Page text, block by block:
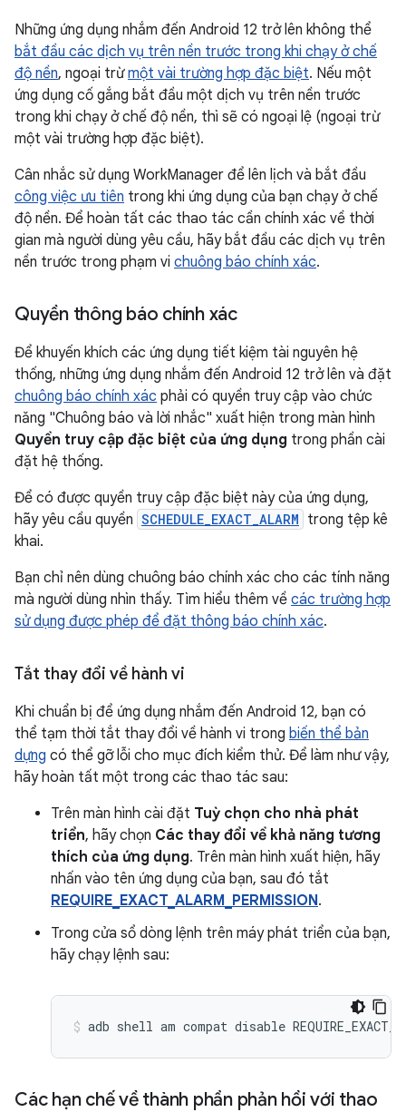
Những ứng dụng nhắm đến Android 12 trở lên không thể
bắt đầu các dịch vụ trên nền trước trong khi chạy ở chế
độ nền, ngoại trừmột vài trường hợp đặc biệt. Nếu một
ứng dụng cố gắng bắt đầu một dịch vụ trên nền trước
trong khi chạy ở chế độ nền, thì sẽ có ngoại lệ (ngoại trừ
một vài trường hợp đặc biệt).
Cân nhắc sử dụng WorkManager để lên lịch và bắt đầu
công việc ưu tiên trong khi ứng dụng của bạn chạy ở chế
độ nền. Để hoàn tất các thao tác cần chính xác về thời
gian mà người dùng yêu cầu, hãy bắt đầu các dịch vụ trên
nền trước trong phạm vi chuông báo chính xác.
Quyền thông báo chính xác
Để khuyến khích các ứng dụng tiết kiệm tài nguyên hệ
thống, những ứng dụng nhắm đến Android 12 trở lên và đặt
chuông báo chính xác phải có quyền truy cập vào chức
năng "Chuông báo và lời nhắc" xuất hiện trong màn hình
Quyền truy cập đặc biệt của ứng dụng trong phần cài
đặt hệ thống.
Để có được quyền truy cập đặc biệt này của ứng dụng,
hãy yêu cầu quyền SCHEDULE_EXACT_ALARM trong tệp kê
khai.
Bạn chỉ nên dùng chuông báo chính xác cho các tính năng
mà người dùng nhìn thấy. Tìm hiểu thêm về các trường hợp
sử dụng được phép để đặt thông báo chính xác.
Tắt thay đổi về hành vi
Khi chuẩn bị để ứng dụng nhắm đến Android 12, bạn có
thể tạm thời tắt thay đổi về hành vi trong biến thể bản
dựng có thể gỡ lỗi cho mục đích kiểm thử. Để làm như vậy,
hãy hoàn tất một trong các thao tác sau:
Trên màn hình cài đặt Tuỳ chọn cho nhà phát
triển, hãy chọn Các thay đổi về khả năng tương
thích của ứng dụng. Trên màn hình xuất hiện, hãy
nhấn vào tên ứng dụng của bạn, sau đó tắt
REQUIRE_EXACT_ALARM_PERMISSION.
Trong cửa sổ dòng lệnh trên máy phát triển của bạn,
hãy chạy lệnh sau:
adb shell am compat disable
Các hạn chế về thành phần phản hồi với thao